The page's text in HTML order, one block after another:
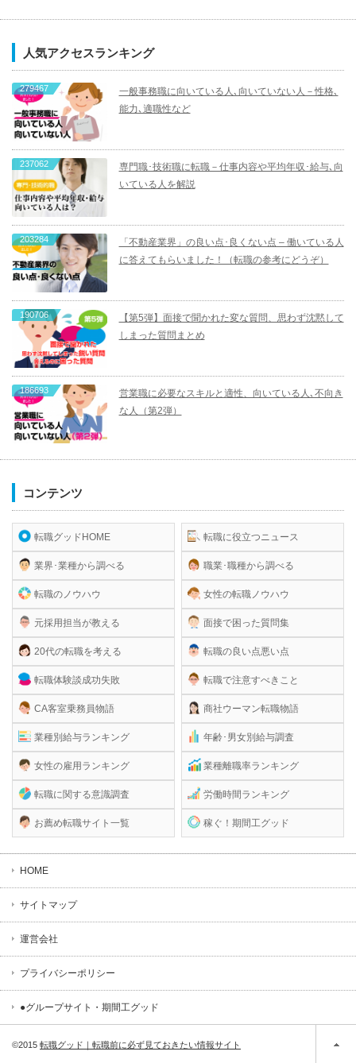
人気アクセスランキング
279467
一般事務職に向いている人､向いていない人－性格､
能力､適職性など
237062
専門職･技術職に転職－仕事内容や平均年収･給与､向
いている人を解説
203284
「不動産業界」の良い点･良くない点 – 働いている人
に答えてもらいました！（転職の参考にどうぞ）
190706
【第5弾】面接で聞かれた変な質問、思わず沈黙して
しまった質問まとめ
186693
営業職に必要なスキルと適性、向いている人､不向き
な人（第2弾）
コンテンツ
転職グッドHOME
業界･業種から調べる
転職のノウハウ
元採用担当が教える
20代の転職を考える
転職体験談成功失敗
CA客室乗務員物語
業種別給与ランキング
女性の雇用ランキング
転職に関する意識調査
お薦め転職サイト一覧
転職に役立つニュース
職業･職種から調べる
女性の転職ノウハウ
面接で困った質問集
転職の良い点悪い点
転職で注意すべきこと
商社ウーマン転職物語
年齢･男女別給与調査
業種離職率ランキング
労働時間ランキング
稼ぐ！期間工グッド
HOME
サイトマップ
運営会社
プライバシーポリシー
●グループサイト・期間工グッド
©2015 転職グッド｜転職前に必ず見ておきたい情報サイト